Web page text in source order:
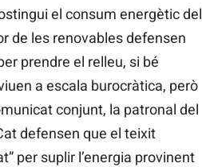
el consum energètic del
de les renovables defensen
prendre el relleu, si bé
a escala burocràtica, però
conjunt, la patronal del
defensen que el teixit
per suplir l’energia provinent